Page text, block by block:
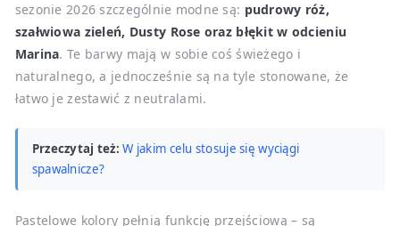
sezonie 2026 szczególnie modne są: pudrowy róż,
szałwiowa zieleń, Dusty Rose oraz błękit w odcieniu
Marina. Te barwy mają w sobie coś świeżego i
naturalnego, a jednocześnie są na tyle stonowane, że
łatwo je zestawić z neutralami.
Przeczytaj też: W jakim celu stosuje się wyciągi
spawalnicze?
Pastelowe kolory pełnią funkcję przejściową – są